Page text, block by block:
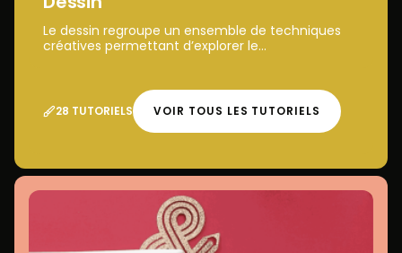
Le dessin regroupe un ensemble de techniques
créatives permettant d’explorer le...
28 TUTORIELS VOIR TOUS LES TUTORIELS